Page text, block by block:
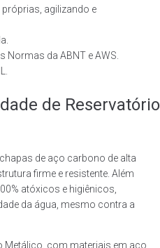
agilizando e
da ABNT e AWS.
de Reservatório
de aço carbono de alta
firme e resistente. Além
atóxicos e higiênicos,
da água, mesmo contra a
com materiais em aço